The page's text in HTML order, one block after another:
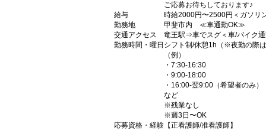
ご応募お待ちしております♪
給与
時給2000円〜2500円＜ガソリ
勤務地
甲斐市内 ≪車通勤OK≫
交通アクセス
竜王駅⇒車でスグ＜車/バイク
勤務時間・曜日 シフト制/休憩1h（※夜勤の際
（例）
・7:30-16:30
・9:00-18:00
・16:00-翌9:00（希望者のみ）
など
※残業なし
※週3日〜OK
応募資格・経験 【正看護師/准看護師】